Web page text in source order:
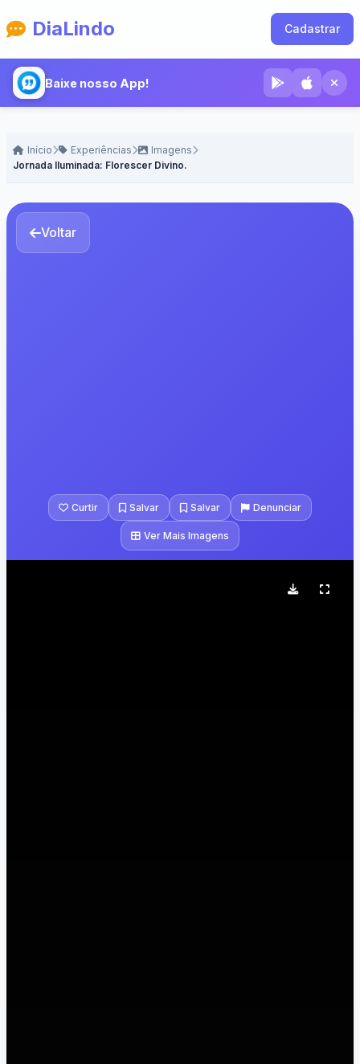
DiaLindo Cadastrar
Baixe nosso App!
Início Experiências
Imagens
Jornada Iluminada: Florescer Divino.
Voltar
Curtir Salvar Salvar Denunciar
Ver Mais Imagens